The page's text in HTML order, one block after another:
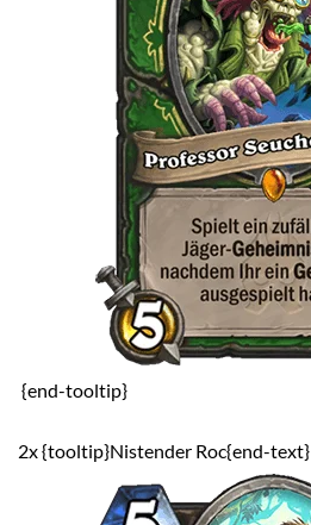
{end-tooltip}
2x {tooltip}Nistender Roc{end-text}